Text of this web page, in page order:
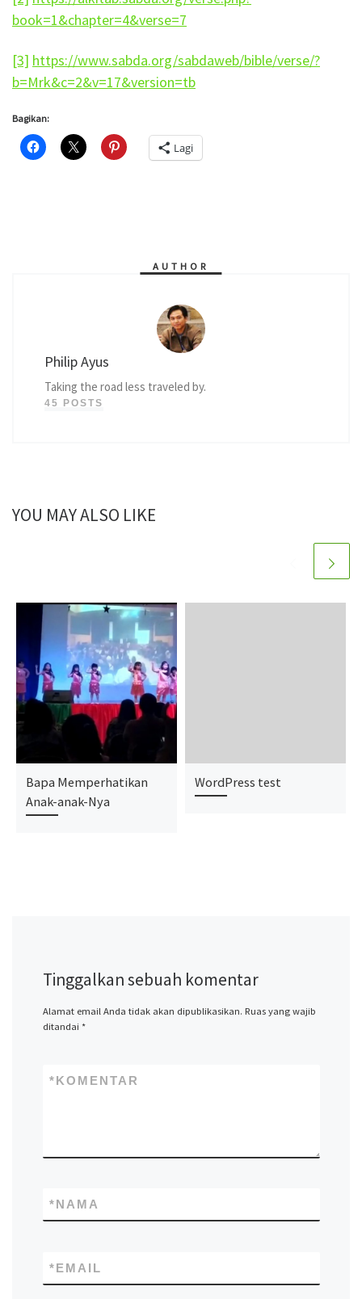
book=1&chapter=4&verse=7
[3] https://www.sabda.org/sabdaweb/bible/verse/?
b=Mrk&c=2&v=17&version=tb
Bagikan:
Lagi
AUTHOR
Philip Ayus
Taking the road less traveled by.
45 POSTS
YOU MAY ALSO LIKE
Bapa Memperhatikan
Anak-anak-Nya
WordPress test
Tinggalkan sebuah komentar
Alamat email Anda tidak akan dipublikasikan. Ruas yang wajib
ditandai *
KOMENTAR
*
NAMA
*
EMAIL
*